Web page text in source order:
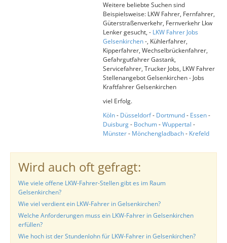
Weitere beliebte Suchen sind
Beispielsweise: LKW Fahrer, Fernfahrer,
Güterstraßenverkehr, Fernverkehr Lkw
Lenker gesucht, - LKW Fahrer Jobs
Gelsenkirchen-, Kühlerfahrer,
Kipperfahrer, Wechselbrückenfahrer,
Gefahrgutfahrer Gastank,
Servicefahrer, Trucker Jobs, LKW Fahrer
Stellenangebot Gelsenkirchen - Jobs
Kraftfahrer Gelsenkirchen
viel Erfolg.
Köln- Düsseldorf- Dortmund- Essen-
Duisburg- Bochum-Wuppertal -
Münster- Mönchengladbach- Krefeld
Wird auch oft gefragt:
Wie viele offene LKW-Fahrer-Stellen gibt es im Raum
Gelsenkirchen?
Wie viel verdient ein LKW-Fahrer in Gelsenkirchen?
Welche Anforderungen muss ein LKW-Fahrer in Gelsenkirchen
erfüllen?
Wie hoch ist der Stundenlohn für LKW-Fahrer in Gelsenkirchen?